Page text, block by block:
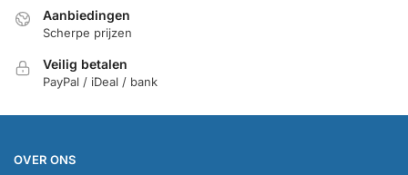
Aanbiedingen
Scherpe prijzen
Veilig betalen
PayPal / iDeal / bank
OVER ONS